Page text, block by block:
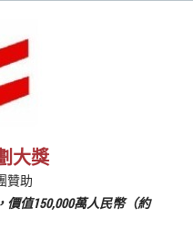
大獎
贊助
值150,000萬人民幣（約